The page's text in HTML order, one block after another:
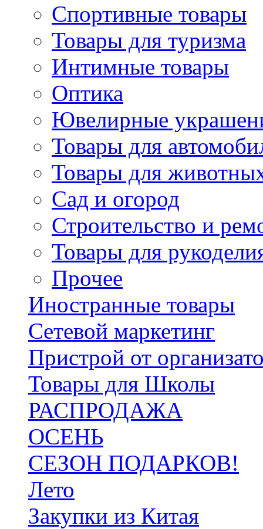
Спортивные товары
Товары для туризма
Интимные товары
Оптика
Ювелирные
Товары для
Товары для
Сад и огород
Строительство и
Товары для
Прочее
Иностранные товары
Сетевой маркетинг
Пристрой от
Товары для Школы
РАСПРОДАЖА
ОСЕНЬ
СЕЗОН ПОДАРКОВ!
Лето
Закупки из Китая